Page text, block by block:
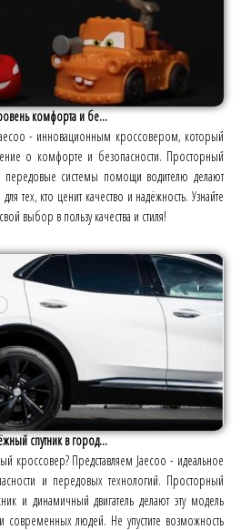
комфорта и бе...
Jaecoo - инновационным кроссовером, который
о комфорте и безопасности. Просторный
передовые системы помощи водителю делают
тех, кто ценит качество и надёжность. Узнайте
выбор в пользу качества и стиля!
спутник в город...
кроссовер? Представляем Jaecoo - идеальное
и передовых технологий. Просторный
и динамичный двигатель делают эту модель
современных людей. Не упустите возможность